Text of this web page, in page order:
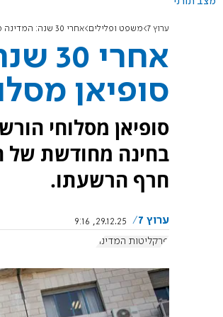
ערוץ 7 משפט ופלילים אחרי 30 שנה: המדינה מבקשת לזכות את סופיאן מסלוחי מהרצח - ללא משפט חוזר
סופיאן
בחינה מחודשת של
חרף הרשעתו.
ערוץ 7
29.12.25, 9:16
פרקליטות המדינה